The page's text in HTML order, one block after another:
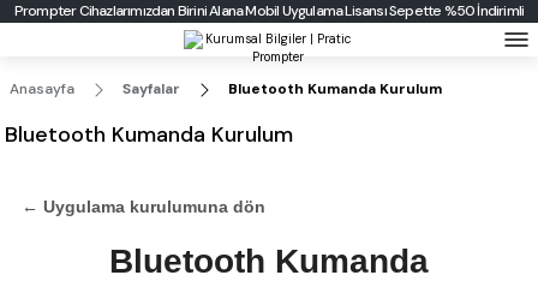
Prompter Cihazlarımızdan Birini Alana Mobil Uygulama Lisansı Sepette %50 İndirimli
Prompter Cihazlarımızdan Birini Alana Tripot Sepette %20 İndirimli
Anasayfa Sayfalar Bluetooth Kumanda Kurulum
Bluetooth Kumanda Kurulum
← Uygulama kurulumuna dön
Bluetooth Kumanda